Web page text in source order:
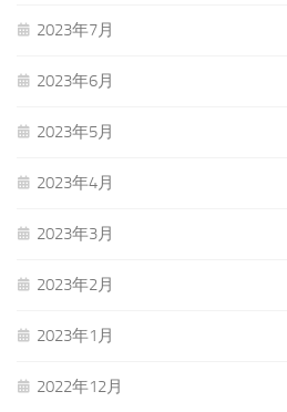
2023年7月
2023年6月
2023年5月
2023年4月
2023年3月
2023年2月
2023年1月
2022年12月